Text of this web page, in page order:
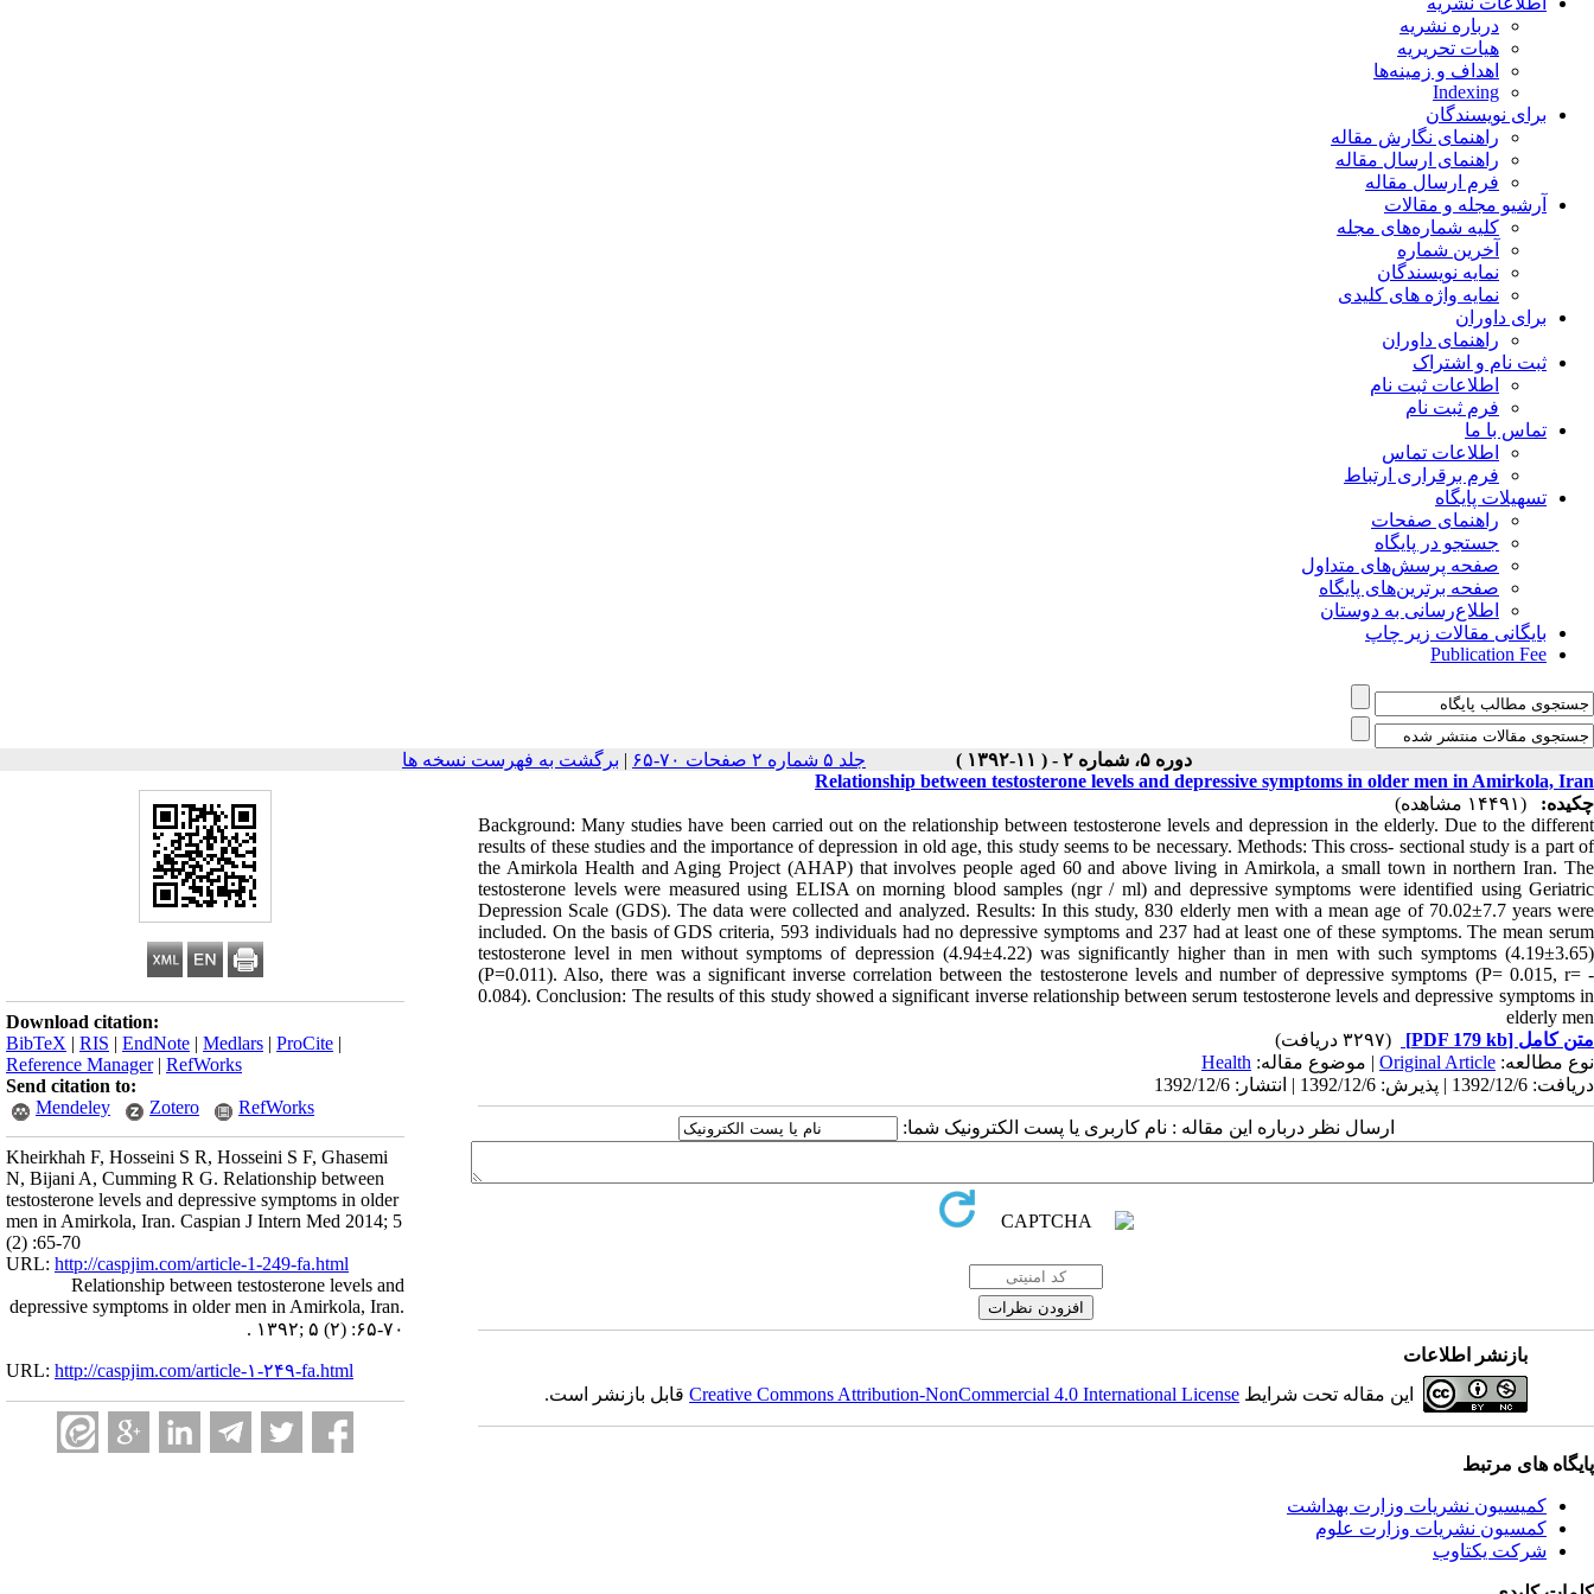
درباره نشریه
هیات تحریریه
اهداف و زمینه‌ها
Indexing
برای نویسندگان
راهنمای نگارش مقاله
راهنمای ارسال مقاله
فرم ارسال مقاله
آرشیو مجله و مقالات
کلیه شماره‌های مجله
آخرین شماره
نمایه نویسندگان
نمایه واژه های کلیدی
برای داوران
راهنمای داوران
ثبت نام و اشتراک
اطلاعات ثبت نام
فرم ثبت نام
تماس با ما
اطلاعات تماس
فرم برقراری ارتباط
تسهیلات پایگاه
راهنمای صفحات
جستجو در پایگاه
صفحه پرسش‌های متداول
صفحه برترین‌های پایگاه
اطلاع‌رسانی به دوستان
بایگانی مقالات زیر چاپ
Publication Fee
دوره ۵، شماره ۲ - ( ۱۱-۱۳۹۲ ) جلد ۵ شماره ۲ صفحات ۷۰-۶۵ | برگشت به فهرست نسخه ها
Download citation:
BibTeX | RIS | EndNote | Medlars | ProCite |
Reference Manager| RefWorks
Send citation to:
Mendeley
Zotero RefWorks
Kheirkhah F, Hosseini S R, Hosseini S F, Ghasemi
N, Bijani A, Cumming R G. Relationship between
testosterone levels and depressive symptoms in older
men in Amirkola, Iran. Caspian J Intern Med 2014; 5
(2) :65-70
URL: http://caspjim.com/article-1-249-fa.html
Relationship between testosterone levels and
depressive symptoms in older men in Amirkola, Iran.
. ۱۳۹۲; ۵ (۲) :۶۵-۷۰
URL: http://caspjim.com/article-۱-۲۴۹-fa.html
Relationship between testosterone levels and depressive symptoms in older men in Amirkola, Iran
چکیده:
(۱۴۴۹۱ مشاهده)
Background: Many studies have been carried out on the relationship between testosterone levels and depression in the elderly. Due to the different
results of these studies and the importance of depression in old age, this study seems to be necessary. Methods: This cross- sectional study is a part of
the Amirkola Health and Aging Project (AHAP) that involves people aged 60 and above living in Amirkola, a small town in northern Iran. The
testosterone levels were measured using ELISA on morning blood samples (ngr / ml) and depressive symptoms were identified using Geriatric
Depression Scale (GDS). The data were collected and analyzed. Results: In this study, 830 elderly men with a mean age of 70.02±7.7 years were
included. On the basis of GDS criteria, 593 individuals had no depressive symptoms and 237 had at least one of these symptoms. The mean serum
testosterone level in men without symptoms of depression (4.94±4.22) was significantly higher than in men with such symptoms (4.19±3.65)
(P=0.011). Also, there was a significant inverse correlation between the testosterone levels and number of depressive symptoms (P= 0.015, r= -
0.084). Conclusion: The results of this study showed a significant inverse relationship between serum testosterone levels and depressive symptoms in
elderly men
متن کامل [PDF 179 kb]
(۳۲۹۷ دریافت)
نوع مطالعه: Original Article | موضوع مقاله: Health
دریافت: 1392/12/6 | پذیرش: 1392/12/6 | انتشار: 1392/12/6
ارسال نظر درباره این مقاله : نام کاربری یا پست الکترونیک شما:
بازنشر اطلاعات
این مقاله تحت شرایط Creative Commons Attribution-NonCommercial 4.0 International Licenseقابل بازنشر است.
پایگاه های مرتبط
کمیسیون نشریات وزارت بهداشت
کمسیون نشریات وزارت علوم
شرکت یکتاوب